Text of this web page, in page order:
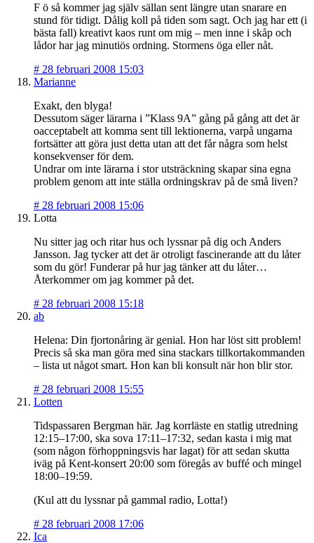
F ö så kommer jag själv sällan sent längre utan snarare en
stund för tidigt. Dålig koll på tiden som sagt. Och jag har ett (i
bästa fall) kreativt kaos runt om mig – men inne i skåp och
lådor har jag minutiös ordning. Stormens öga eller nåt.
# 28 februari 2008 15:03
Marianne
Exakt, den blyga!
Dessutom säger lärarna i ”Klass 9A” gång på gång att det är
oacceptabelt att komma sent till lektionerna, varpå ungarna
fortsätter att göra just detta utan att det får några som helst
konsekvenser för dem.
Undrar om inte lärarna i stor utsträckning skapar sina egna
problem genom att inte ställa ordningskrav på de små liven?
# 28 februari 2008 15:06
Lotta
Nu sitter jag och ritar hus och lyssnar på dig och Anders
Jansson. Jag tycker att det är otroligt fascinerande att du låter
som du gör! Funderar på hur jag tänker att du låter…
Återkommer om jag kommer på det.
# 28 februari 2008 15:18
ab
Helena: Din fjortonåring är genial. Hon har löst sitt problem!
Precis så ska man göra med sina stackars tillkortakommanden
– lista ut något smart. Hon kan bli konsult när hon blir stor.
# 28 februari 2008 15:55
Lotten
Tidspassaren Bergman här. Jag korrläste en statlig utredning
12:15–17:00, ska sova 17:11–17:32, sedan kasta i mig mat
(som någon förhoppningsvis har lagat) för att sedan skutta
iväg på Kent-konsert 20:00 som föregås av buffé och mingel
18:00–19:59.
(Kul att du lyssnar på gammal radio, Lotta!)
# 28 februari 2008 17:06
Ica